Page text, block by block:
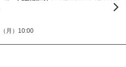
月）10:00